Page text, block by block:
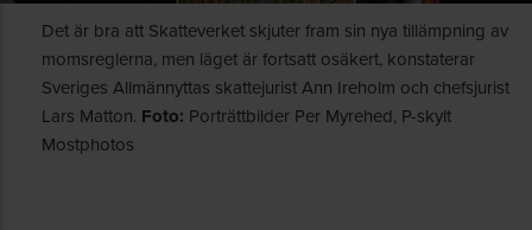
Det är bra att Skatteverket skjuter fram sin nya tillämpning av
momsreglerna, men läget är fortsatt osäkert, konstaterar
Sveriges Allmännyttas skattejurist Ann Ireholm och chefsjurist
Lars Matton. Foto: Porträttbilder Per Myrehed, P-skylt
Mostphotos